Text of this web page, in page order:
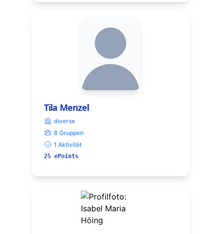
Tila Menzel
diverse
8 Gruppen
1 Aktivität
25 ePoints